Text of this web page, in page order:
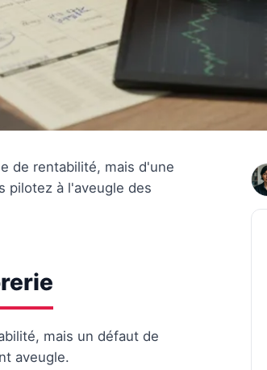
de rentabilité, mais d'une
pilotez à l'aveugle des
mais un défaut de
aveugle.